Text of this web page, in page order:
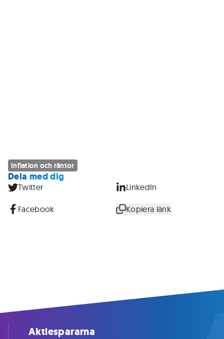
Inflation och räntor
Dela med dig
Twitter LinkedIn
Facebook Kopiera länk
Aktiespararna